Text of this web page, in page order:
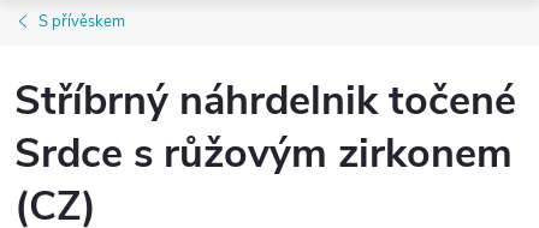
S přívěskem
Stříbrný náhrdelnik točené
Srdce s růžovým zirkonem
(CZ)